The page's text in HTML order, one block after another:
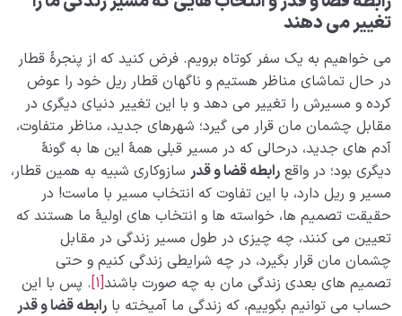
نسبت دنیا به آخرت
سنّت‌های الهی 0/20
سنت‌های الهی، فرمول‌ها و قواعد ریاضی حاکم بر خلقت‌اند
قانون قضا و قدر چیست و چگونه امور را به هم مربوط می
کند؟
رابطه قضا و قدر چیست؟ این قانون در کجای زندگی من
قرار دارد؟
تعریف عمل چیست و اعمال ما چه کارکردی در زندگی‌مان
دارند؟
تغییر می‌ دهند
می خواهیم به یک سفر کوتاه برویم. فرض کنید که از پنجرۀ قطار
در حال تماشای مناظر هستیم و ناگهان قطار ریل خود را عوض
کرده و مسیرش را تغییر می دهد و با این تغییر دنیای دیگری در
مقابل چشمان مان قرار می گیرد؛ شهرهای جدید، مناظر متفاوت،
آدم های جدید، درحالی که در مسیر قبلی همۀ این ها به گونۀ
دیگری بود؛ در واقع رابطه قضا و قدر سازوکاری شبیه به همین قطار،
مسیر و ریل دارد، با این تفاوت که انتخاب مسیر با ماست! در
حقیقت تصمیم ها، خواسته ها و انتخاب های اولیۀ ما هستند که
تعیین می کنند، چه چیزی در طول مسیر زندگی در مقابل
چشمان مان قرار بگیرد، در چه شرایطی زندگی کنیم و حتی
تصمیم های بعدی زندگی مان به چه صورت باشند[1] . پس با این
حساب می توانیم بگوییم، که زندگی ما آمیخته با رابطه قضا و قدر